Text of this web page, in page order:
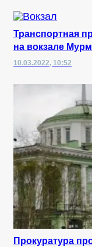
Транспортная
на вокзале
10.03.2022, 10:52
Прокуратура